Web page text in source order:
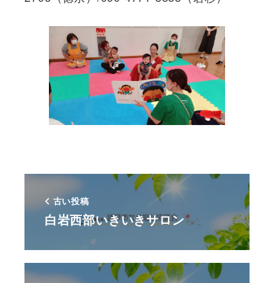
古い投稿
白岩西部いきいきサロン